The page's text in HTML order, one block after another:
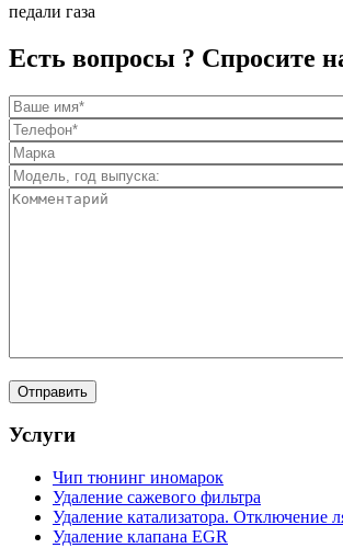
педали газа
Есть вопросы ? Спросите
Услуги
Чип тюнинг иномарок
Удаление сажевого фильтра
Удаление катализатора. Отключение
Удаление клапана EGR